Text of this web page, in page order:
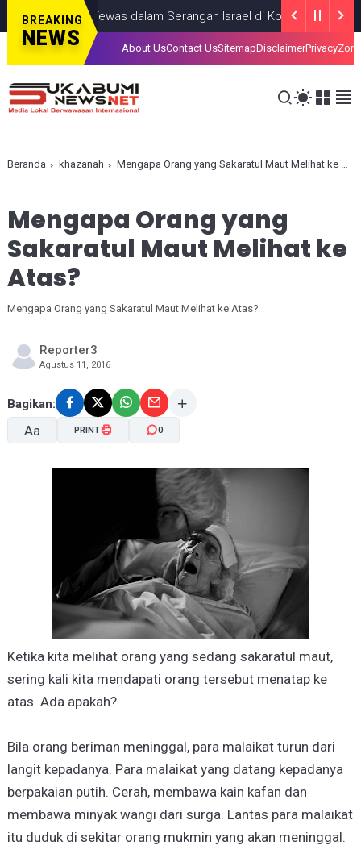
BREAKING
NEWS
Anak, Tewas dalam Serangan Israel di Kota Gaza
About UsContact UsSitemapDisclaimerPrivacy
Beranda khazanah Mengapa Orang yang Sakaratul Maut Melihat ke Atas?
Mengapa Orang yang
Sakaratul Maut Melihat ke
Atas?
Mengapa Orang yang Sakaratul Maut Melihat ke Atas?
Reporter3
Agustus 11, 2016
Bagikan:
Aa
A+
PRINT 0
Ketika kita melihat orang yang sedang sakaratul maut,
sering kali kita mendapati orang tersebut menatap ke
atas. Ada apakah?
Bila orang beriman meninggal, para malaikat turun dari
langit kepadanya. Para malaikat yang datang kepadanya
berpakaian putih. Cerah, membawa kain kafan dan
membawa minyak wangi dari surga. Lantas para malaikat
itu duduk di sekitar orang mukmin yang akan meninggal.